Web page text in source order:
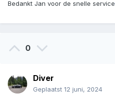
Bedankt Jan voor de snelle service
0
Diver
Geplaatst 12 juni, 2024